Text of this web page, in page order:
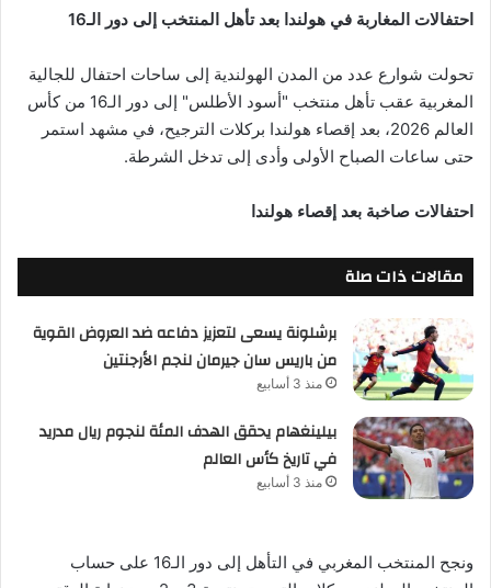
احتفالات المغاربة في هولندا بعد تأهل المنتخب إلى دور الـ16
تحولت شوارع عدد من المدن الهولندية إلى ساحات احتفال للجالية
المغربية عقب تأهل منتخب "أسود الأطلس" إلى دور الـ16 من كأس
العالم 2026، بعد إقصاء هولندا بركلات الترجيح، في مشهد استمر
حتى ساعات الصباح الأولى وأدى إلى تدخل الشرطة.
احتفالات صاخبة بعد إقصاء هولندا
مقالات ذات صلة
برشلونة يسعى لتعزيز دفاعه ضد العروض القوية
من باريس سان جيرمان لنجم الأرجنتين
منذ 3 أسابيع
بيلينغهام يحقق الهدف المئة لنجوم ريال مدريد
في تاريخ كأس العالم
منذ 3 أسابيع
ونجح المنتخب المغربي في التأهل إلى دور الـ16 على حساب